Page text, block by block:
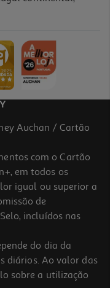
Auchan / Cartão
com o Cartão
em todos os
igual ou superior a
de
incluídos nas
do dia da
diários. Ao valor das
sobre a utilização